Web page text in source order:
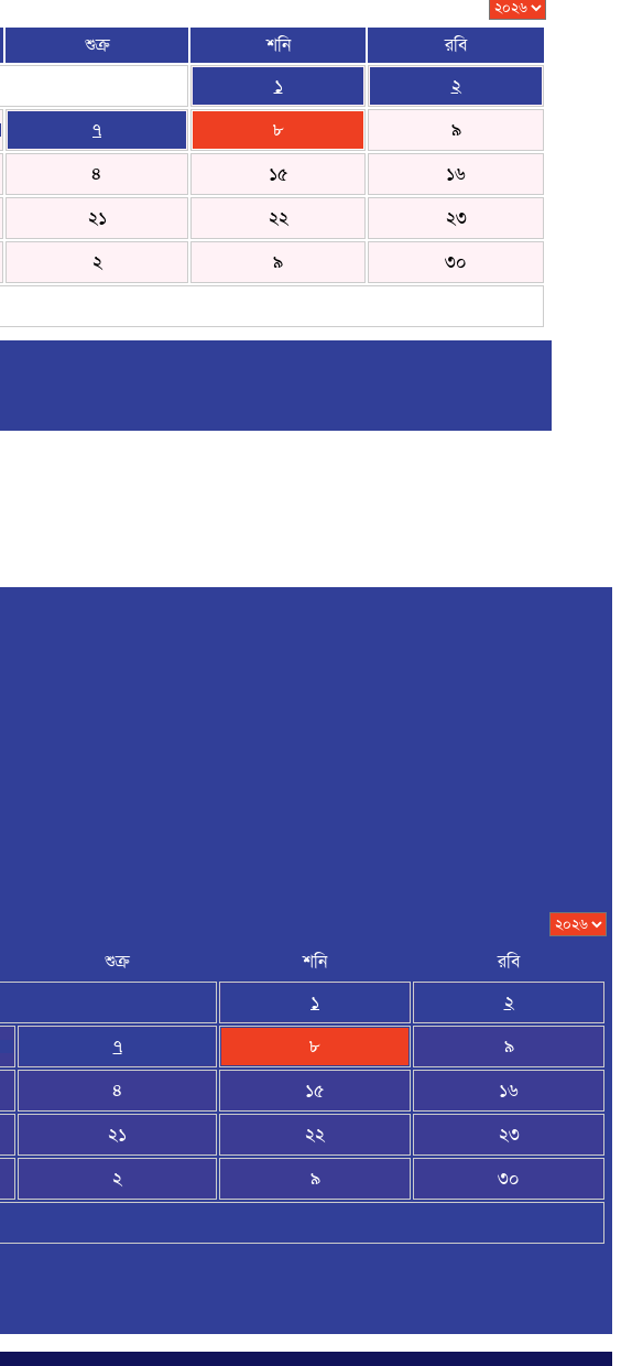
শুক্র শনি
রবি
১
২
৭ ৮
৯
৪ ১৫
১৬
২১ ২২
২৩
২ ৯
৩০
শুক্র শনি
রবি
১
২
৭ ৮
৯
৪ ১৫
১৬
২১ ২২
২৩
২ ৯
৩০